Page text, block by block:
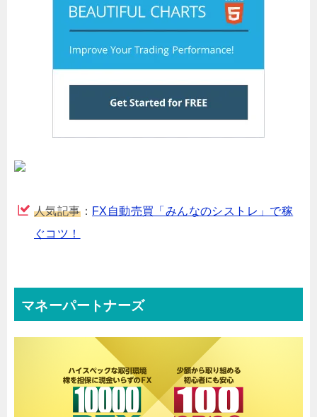
人気記事： FX自動売買「みんなのシストレ」で稼
ぐコツ！
マネーパートナーズ